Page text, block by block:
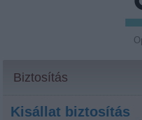
Biztosítás
Kisállat biztosítás